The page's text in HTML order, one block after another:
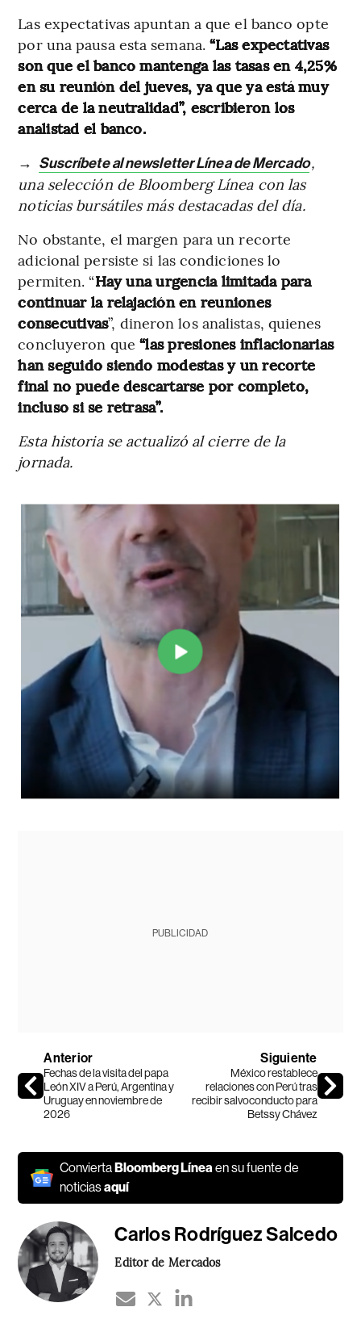
Las expectativas apuntan a que el banco opte
por una pausa esta semana.“Las expectativas
son que el banco mantenga las tasas en 4,25%
en su reunión del jueves, ya que ya está muy
cerca de la neutralidad”, escribieron los
analistad el banco.
→ Suscríbete al newsletter Línea de Mercado,
una selección de Bloomberg Línea con las
noticias bursátiles más destacadas del día.
No obstante, el margen para un recorte
adicional persiste si las condiciones lo
permiten. “Hay una urgencia limitada para
continuar la relajación en reuniones
consecutivas”, dineron los analistas, quienes
concluyeron que “las presiones inflacionarias
han seguido siendo modestas y un recorte
final no puede descartarse por completo,
incluso si se retrasa”.
Esta historia se actualizó al cierre de la
jornada.
PUBLICIDAD
Anterior
Fechas de la visita del papa
León XIV a Perú, Argentina y
Uruguay en noviembre de
2026
Siguiente
México restablece
relaciones con Perú tras
recibir salvoconducto para
Betssy Chávez
ConviertaBloomberg Líneaen su fuente de
noticiasaquí
Carlos Rodríguez Salcedo
Editor de Mercados